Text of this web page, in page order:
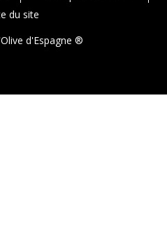
du site
d'Espagne ®